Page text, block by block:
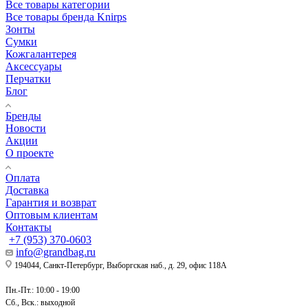
Все товары категории
Все товары бренда Knirps
Зонты
Сумки
Кожгалантерея
Аксессуары
Перчатки
Блог
Бренды
Новости
Акции
О проекте
Оплата
Доставка
Гарантия и возврат
Оптовым клиентам
Контакты
+7 (953) 370-0603
info@grandbag.ru
194044, Санкт-Петербург, Выборгская наб., д. 29, офис 118А
Пн.-Пт.: 10:00 - 19:00
Сб., Вск.: выходной